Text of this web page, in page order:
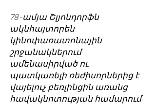
78-ամյա Շլյոնդորֆն
ակնհայտորեն
կինոփառատոնային
շրջանակներում
ամենասիրված ու
պատկառելի ռեժիսորներից է .
վայելուչ բեռլինցին առանց
հավակնոտության համարում